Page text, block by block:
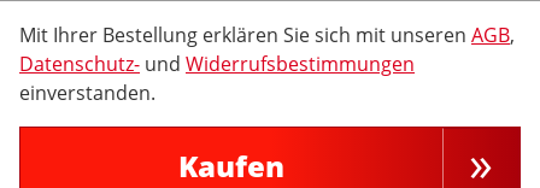
Mit Ihrer Bestellung erklären Sie sich mit unseren AGB,
Datenschutz- und Widerrufsbestimmungen
einverstanden.
Kaufen